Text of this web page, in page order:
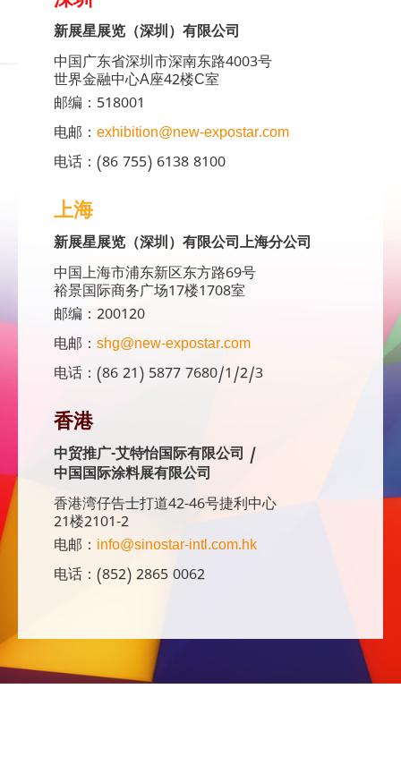
新展星展览（深圳）有限公司
中国广东省深圳市深南东路4003号
世界金融中心A座42楼C室
邮编：518001
电邮： exhibition@new-expostar.com
电话：(86 755) 6138 8100
上海
新展星展览（深圳）有限公司上海分公司
中国上海市浦东新区东方路69号
裕景国际商务广场17楼1708室
邮编：200120
电邮： shg@new-expostar.com
电话：(86 21) 5877 7680/1/2/3
香港
中贸推广-艾特怡国际有限公司 /
中国国际涂料展有限公司
香港湾仔告士打道42-46号捷利中心
21楼2101-2
电邮： info@sinostar-intl.com.hk
电话：(852) 2865 0062